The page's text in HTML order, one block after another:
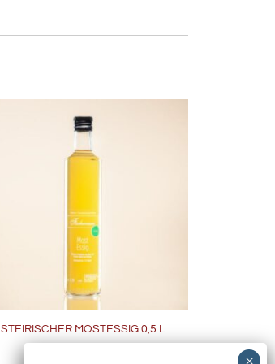
STEIRISCHER MOSTESSIG 0,5 L